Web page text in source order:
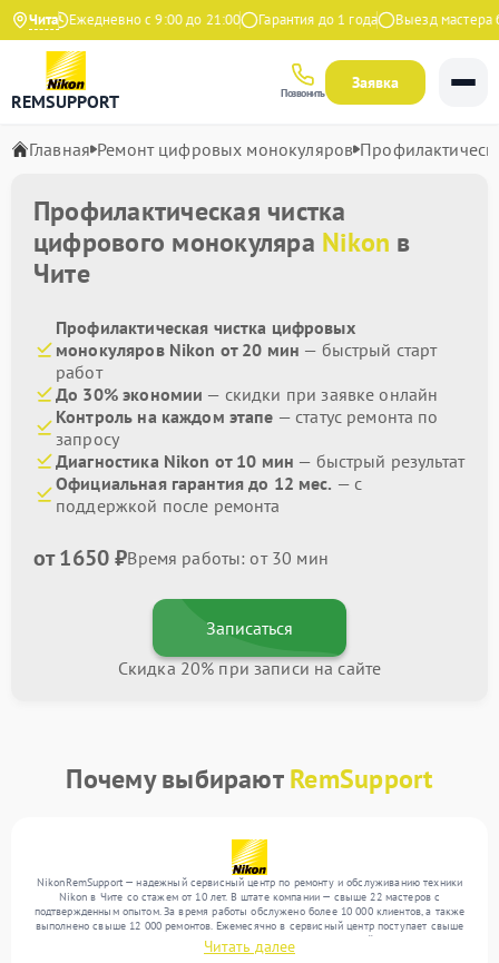
ЧитаЕжедневно с 9:00 до 21:00 Гарантия до 1 года Выезд мастера
REMSUPPORT Позвонить
Заявка
Главная Ремонт цифровых монокуляров
Профилактическая чистка
цифрового монокуляра Nikon в
Чите
Профилактическая чистка цифровых
монокуляров Nikon от 20 мин — быстрый старт
работ
До 30% экономии — скидки при заявке онлайн
Контроль на каждом этапе — статус ремонта по
запросу
Диагностика Nikon от 10 мин — быстрый результат
Официальная гарантия до 12 мес. — с
поддержкой после ремонта
от 1650 ₽Время работы: от 30 мин
Записаться
Скидка 20% при записи на сайте
Почему выбираютRemSupport
NikonRemSupport — надежный сервисный центр по ремонту и обслуживанию техники
Nikon в Чите со стажем от 10 лет. В штате компании — свыше 22 мастеров с
подтвержденным опытом. За время работы обслужено более 10 000 клиентов, а также
выполнено свыше 12 000 ремонтов. Ежемесячно в сервисный центр поступает свыше
300 единиц техники, включая , , . Мы устраняем поломки любой сложности и
обеспечиваем надежный результат благодаря использованию современного
Читать далее